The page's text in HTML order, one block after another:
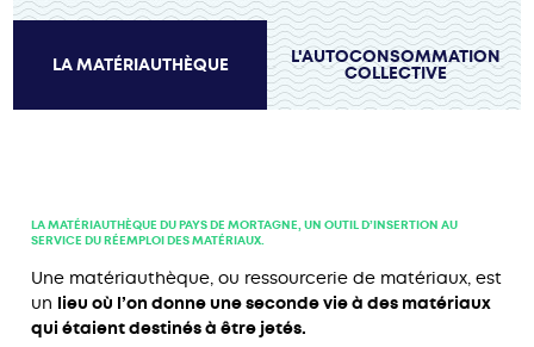
LA MATÉRIAUTHÈQUE L'AUTOCONSOMMATION
COLLECTIVE
LA MATÉRIAUTHÈQUE DU PAYS DE MORTAGNE, UN OUTIL D’INSERTION AU
SERVICE DU RÉEMPLOI DES MATÉRIAUX.
Une matériauthèque, ou ressourcerie de matériaux, est
un lieu où l’on donne une seconde vie à des matériaux
qui étaient destinés à être jetés.